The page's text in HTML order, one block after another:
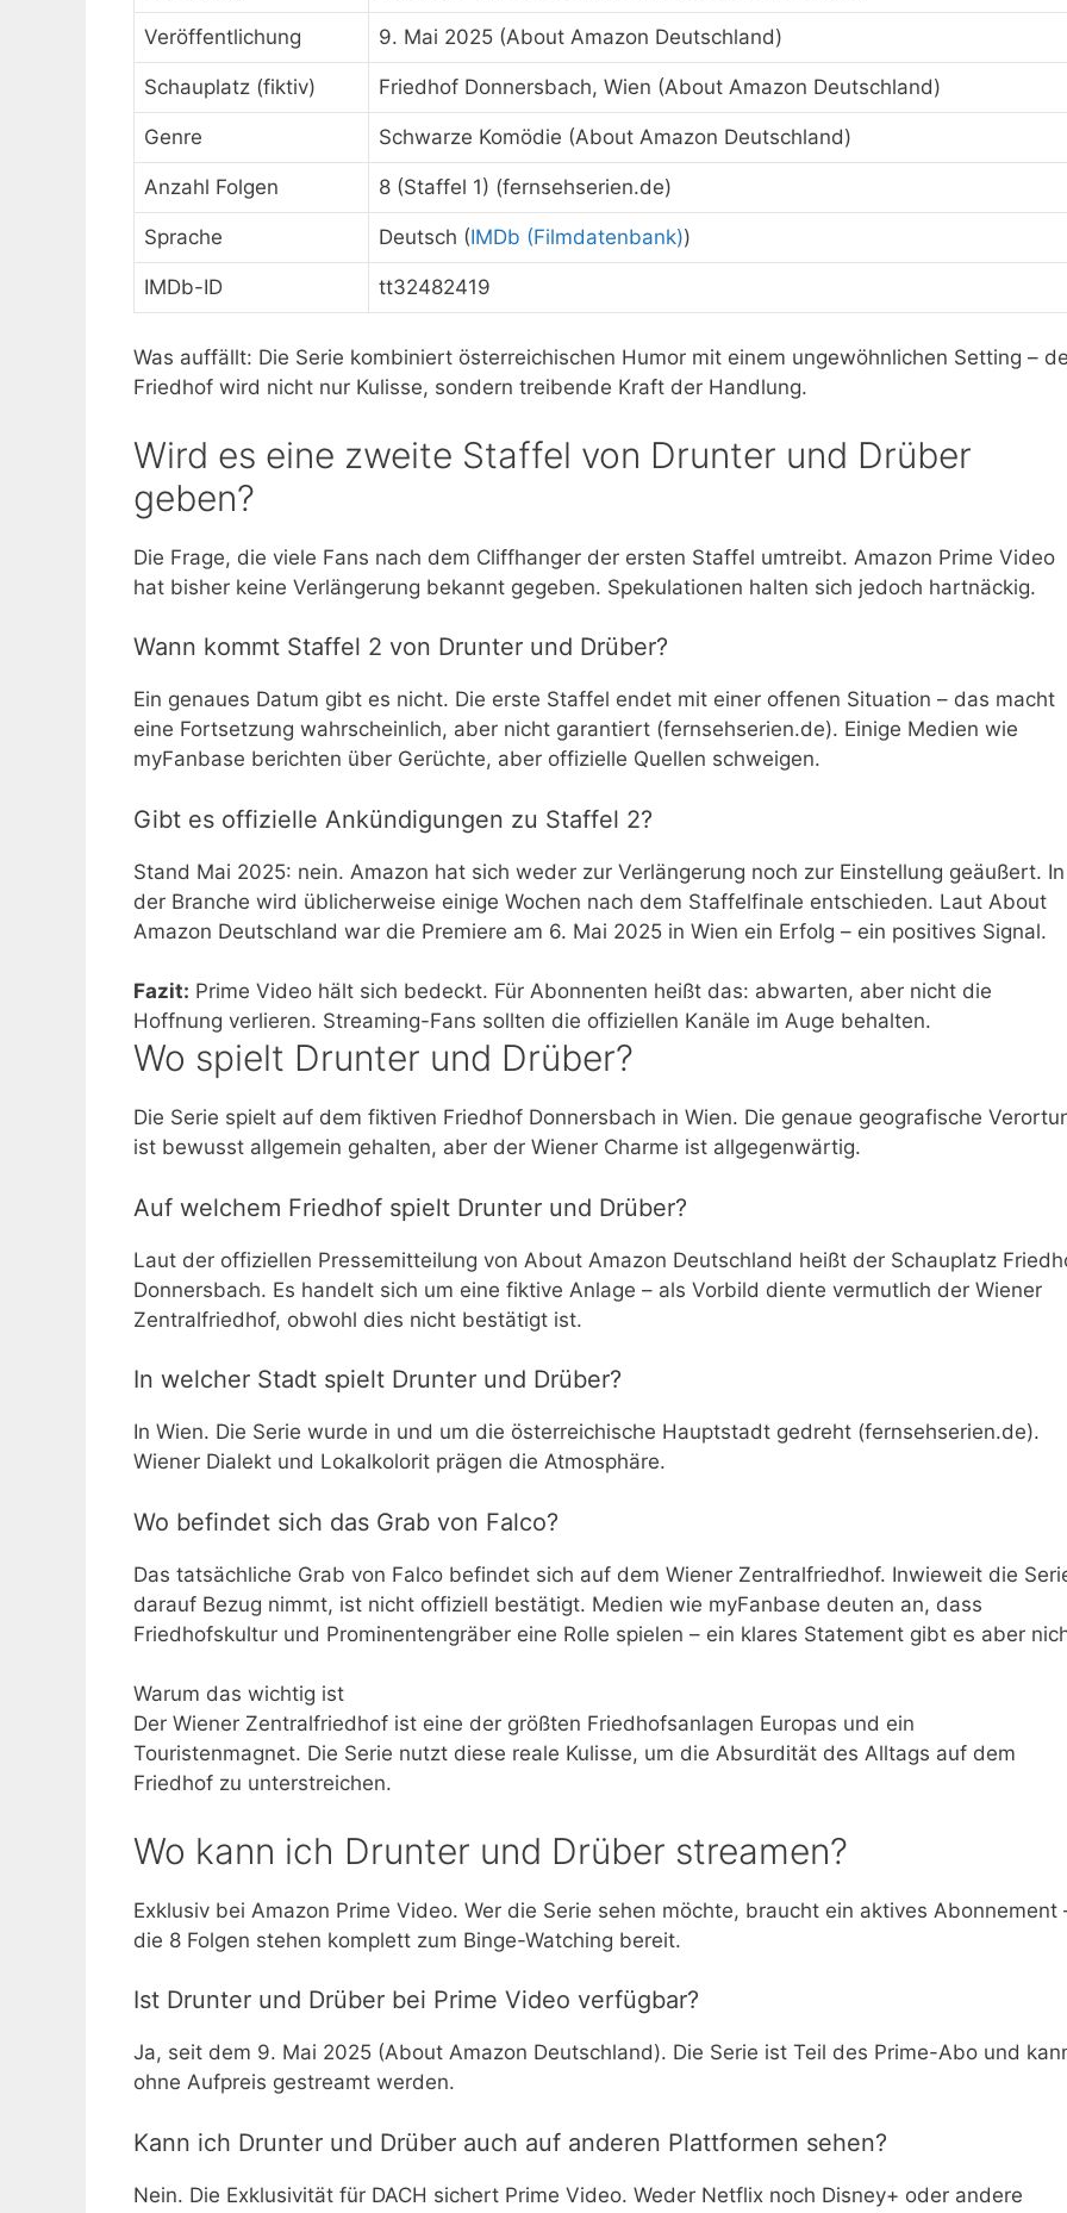
Veröffentlichung 9. Mai 2025 (About Amazon Deutschland)
Schauplatz (fiktiv) Friedhof Donnersbach, Wien (About Amazon Deutschland)
Genre Schwarze Komödie (About Amazon Deutschland)
Anzahl Folgen 8 (Staffel 1) (fernsehserien.de)
Sprache Deutsch (IMDb (Filmdatenbank))
IMDb-ID tt32482419
Was auffällt: Die Serie kombiniert österreichischen Humor mit einem ungewöhnlichen Setting –
Friedhof wird nicht nur Kulisse, sondern treibende Kraft der Handlung.
Wird es eine zweite Staffel von Drunter und Drüber
geben?
Die Frage, die viele Fans nach dem Cliffhanger der ersten Staffel umtreibt. Amazon Prime Video
hat bisher keine Verlängerung bekannt gegeben. Spekulationen halten sich jedoch hartnäckig.
Wann kommt Staffel 2 von Drunter und Drüber?
Ein genaues Datum gibt es nicht. Die erste Staffel endet mit einer offenen Situation – das macht
eine Fortsetzung wahrscheinlich, aber nicht garantiert (fernsehserien.de). Einige Medien wie
myFanbase berichten über Gerüchte, aber offizielle Quellen schweigen.
Gibt es offizielle Ankündigungen zu Staffel 2?
Stand Mai 2025: nein. Amazon hat sich weder zur Verlängerung noch zur Einstellung geäußert. In
der Branche wird üblicherweise einige Wochen nach dem Staffelfinale entschieden. Laut About
Amazon Deutschland war die Premiere am 6. Mai 2025 in Wien ein Erfolg – ein positives Signal.
Fazit: Prime Video hält sich bedeckt. Für Abonnenten heißt das: abwarten, aber nicht die
Hoffnung verlieren. Streaming-Fans sollten die offiziellen Kanäle im Auge behalten.
Wo spielt Drunter und Drüber?
Die Serie spielt auf dem fiktiven Friedhof Donnersbach in Wien. Die genaue geografische
ist bewusst allgemein gehalten, aber der Wiener Charme ist allgegenwärtig.
Auf welchem Friedhof spielt Drunter und Drüber?
Laut der offiziellen Pressemitteilung von About Amazon Deutschland heißt der Schauplatz
Donnersbach. Es handelt sich um eine fiktive Anlage – als Vorbild diente vermutlich der Wiener
Zentralfriedhof, obwohl dies nicht bestätigt ist.
In welcher Stadt spielt Drunter und Drüber?
In Wien. Die Serie wurde in und um die österreichische Hauptstadt gedreht (fernsehserien.de).
Wiener Dialekt und Lokalkolorit prägen die Atmosphäre.
Wo befindet sich das Grab von Falco?
Das tatsächliche Grab von Falco befindet sich auf dem Wiener Zentralfriedhof. Inwieweit die
darauf Bezug nimmt, ist nicht offiziell bestätigt. Medien wie myFanbase deuten an, dass
Friedhofskultur und Prominentengräber eine Rolle spielen – ein klares Statement gibt es aber
Warum das wichtig ist
Der Wiener Zentralfriedhof ist eine der größten Friedhofsanlagen Europas und ein
Touristenmagnet. Die Serie nutzt diese reale Kulisse, um die Absurdität des Alltags auf dem
Friedhof zu unterstreichen.
Wo kann ich Drunter und Drüber streamen?
Exklusiv bei Amazon Prime Video. Wer die Serie sehen möchte, braucht ein aktives Abonnement
die 8 Folgen stehen komplett zum Binge-Watching bereit.
Ist Drunter und Drüber bei Prime Video verfügbar?
Ja, seit dem 9. Mai 2025 (About Amazon Deutschland). Die Serie ist Teil des Prime-Abo und
ohne Aufpreis gestreamt werden.
Kann ich Drunter und Drüber auch auf anderen Plattformen sehen?
Nein. Die Exklusivität für DACH sichert Prime Video. Weder Netflix noch Disney+ oder andere